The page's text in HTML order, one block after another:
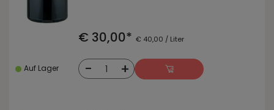
€ 30,00* € 40,00 / Liter
Auf Lager - 1 +